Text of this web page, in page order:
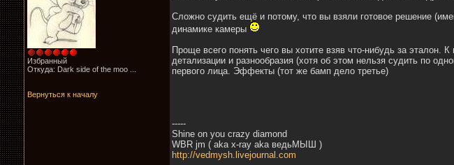
Избранный
Откуда: Dark side of the moo ...
Вернуться к началу
Сложно судить ещё и потому, что вы взяли готовое решение
динамике камеры
Проще всего понять чего вы хотите взяв что-нибудь за эталон.
детализации и разнообразия (хотя об этом нельзя судить по
первого лица. Эффекты (тот же бамп дело третье)
-----
Shine on you crazy diamond
WBR jm ( aka x-ray aka ведьМЫШ )
http://vedmysh.livejournal.com